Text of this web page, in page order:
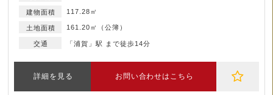
117.28㎡
161.20㎡（公簿）
「浦賀」駅 まで徒歩14分
詳細を見る お問い合わせはこちら